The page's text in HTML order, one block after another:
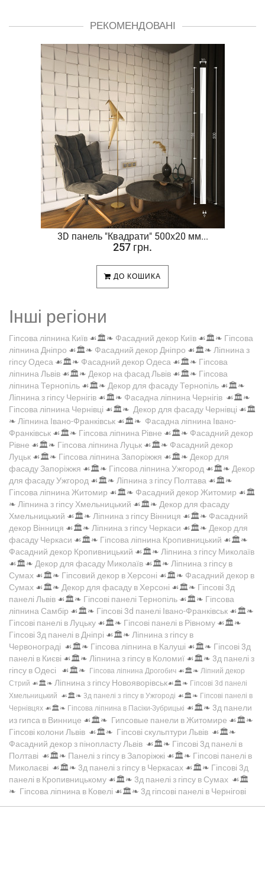
РЕКОМЕНДОВАНІ
3D панель "Квадрати" 500х20 мм...
257 грн.
ДО КОШИКА
Інші регіони
Гіпсова ліпнина Київ ☙🏛️❧ Фасадний декор Київ ☙🏛️❧ Гіпсова
ліпнина Дніпро ☙🏛️❧ Фасадний декор Дніпро ☙🏛️❧ Ліпнина з
гіпсу Одеса ☙🏛️❧ Фасадний декор Одеса ☙🏛️❧ Гіпсова
ліпнина Львів ☙🏛️❧ Декор на фасад Львів ☙🏛️❧ Гіпсова
ліпнина Тернопіль ☙🏛️❧ Декор для фасаду Тернопіль ☙🏛️❧
Ліпнина з гіпсу Чернігів ☙🏛️❧ Фасадна ліпнина Чернігів ☙🏛️❧
Гіпсова ліпнина Чернівці ☙🏛️❧ Декор для фасаду Чернівці ☙🏛️
❧ Ліпнина Івано-Франківськ ☙🏛️❧ Фасадна ліпнина Івано-
Франківськ ☙🏛️❧ Гіпсова ліпнина Рівне ☙🏛️❧ Фасадний декор
Рівне ☙🏛️❧ Гіпсова ліпнина Луцьк ☙🏛️❧ Фасадний декор
Луцьк ☙🏛️❧ Гіпсова ліпнина Запоріжжя ☙🏛️❧ Декор для
фасаду Запоріжжя ☙🏛️❧ Гіпсова ліпнина Ужгород ☙🏛️❧ Декор
для фасаду Ужгород ☙🏛️❧ Ліпнина з гіпсу Полтава ☙🏛️❧
Гіпсова ліпнина Житомир ☙🏛️❧ Фасадний декор Житомир ☙🏛️
❧ Ліпнина з гіпсу Хмельницький ☙🏛️❧ Декор для фасаду
Хмельницький ☙🏛️❧ Ліпнина з гіпсу Вінниця ☙🏛️❧ Фасадний
декор Вінниця ☙🏛️❧ Ліпнина з гіпсу Черкаси ☙🏛️❧ Декор для
фасаду Черкаси ☙🏛️❧ Гіпсова ліпнина Кропивницький ☙🏛️❧
Фасадний декор Кропивницький ☙🏛️❧ Ліпнина з гіпсу Миколаїв
☙🏛️❧ Декор для фасаду Миколаїв ☙🏛️❧ Ліпнина з гіпсу в
Сумах ☙🏛️❧ Гіпсовий декор в Херсоні ☙🏛️❧ Фасадний декор в
Сумах ☙🏛️❧ Декор для фасаду в Херсоні ☙🏛️❧ Гіпсові 3д
панелі Львів ☙🏛️❧ Гіпсові панелі Тернопіль ☙🏛️❧ Гіпсова
ліпнина Самбір ☙🏛️❧ Гіпсові 3d панелі Івано-Франківськ ☙🏛️❧
Гіпсові панелі в Луцьку ☙🏛️❧ Гіпсові панелі в Рівному ☙🏛️❧
Гіпсові 3д панелі в Дніпрі ☙🏛️❧ Ліпнина з гіпсу в
Червонограді ☙🏛️❧ Гіпсова ліпнина в Калуші ☙🏛️❧ Гіпсові 3д
панелі в Києві ☙🏛️❧ Ліпнина з гіпсу в Коломиї ☙🏛️❧ 3д панелі з
гіпсу в Одесі ☙🏛️❧ Гіпсова ліпнина Дрогобич ☙🏛️❧ Ліпний декор
Стрий ☙🏛️❧ Ліпнина з гіпсу Новояворівськ☙🏛️❧ Гіпсові 3d панелі
Хмельницький ☙🏛️❧ 3д панелі з гіпсу в Ужгороді ☙🏛️❧ Гіпсові панелі в
Чернівцях ☙🏛️❧ Гіпсова ліпнина в Пасіки-Зубрицькі ☙🏛️❧ 3д панели
из гипса в Виннице ☙🏛️❧ Гипсовые панели в Житомире ☙🏛️❧
Гіпсові колони Львів ☙🏛️❧ Гіпсові скульптури Львів ☙🏛️❧
Фасадний декор з пінопласту Львів ☙🏛️❧ Гіпсові 3д панелі в
Полтаві ☙🏛️❧ Панелі з гіпсу в Запоріжжі ☙🏛️❧ Гіпсові панелі в
Миколаєві ☙🏛️❧ 3д панелі з гіпсу в Черкасах ☙🏛️❧ Гіпсові 3д
панелі в Кропивницькому ☙🏛️❧ 3д панелі з гіпсу в Сумах ☙🏛️
❧ Гіпсова ліпнина в Ковелі ☙🏛️❧ 3д гіпсові панелі в Чернігові